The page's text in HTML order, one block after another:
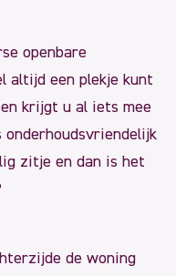
openbare
altijd een plekje kunt
krijgt u al iets mee
zitje en dan is het
de woning